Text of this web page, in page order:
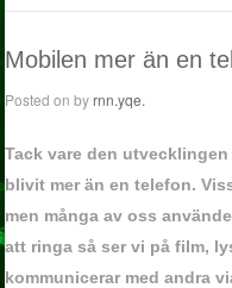
Mobilen mer än en
Posted onbyrnn.yqe.
Tack vare den
blivit mer än en telefon.
men många av oss
att ringa så ser vi på film,
kommunicerar med andra